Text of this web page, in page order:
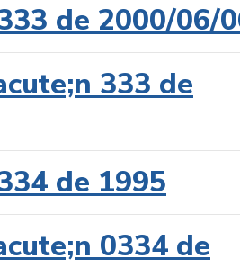
de 2000/06/
333 de
de 1995
0334 de